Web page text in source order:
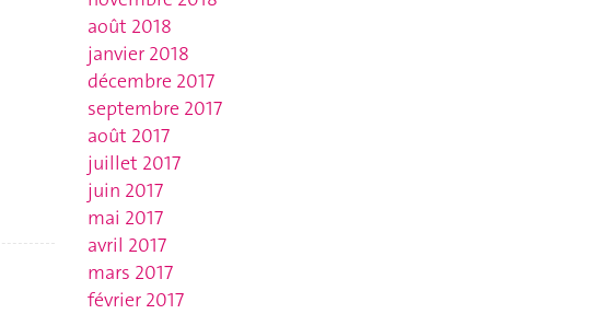
août 2018
janvier 2018
décembre 2017
septembre 2017
août 2017
juillet 2017
juin 2017
mai 2017
avril 2017
mars 2017
février 2017